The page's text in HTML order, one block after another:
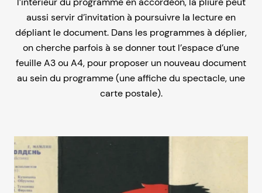
aussi servir d’invitation à poursuivre la lecture en
dépliant le document. Dans les programmes à déplier,
on cherche parfois à se donner tout l’espace d’une
feuille A3 ou A4, pour proposer un nouveau document
au sein du programme (une affiche du spectacle, une
carte postale).